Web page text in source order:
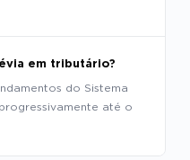
em tributário?
do Sistema
até o